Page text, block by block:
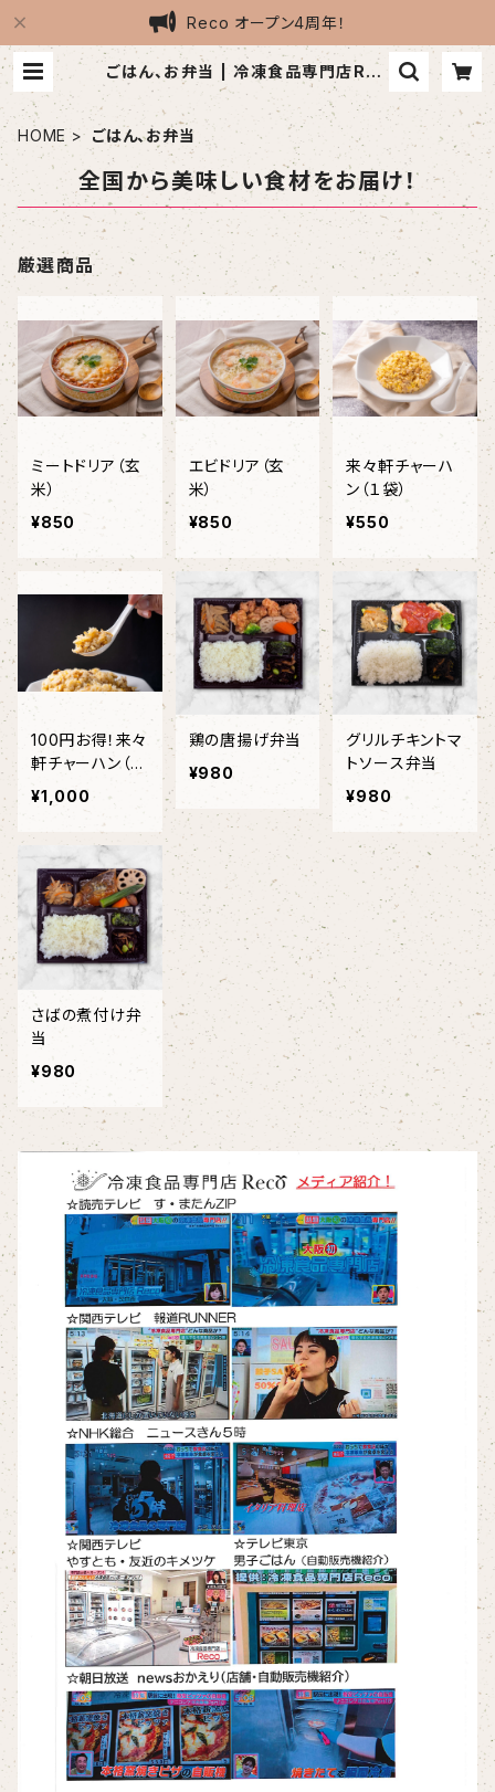
Reco オープン4周年！
ごはん、お弁当 | 冷凍食品専門店Rec
HOME ごはん、お弁当
全国から美味しい食材をお届け！
厳選商品
ミートドリア（玄
米）
¥850
エビドリア（玄
米）
¥850
来々軒チャーハ
ン（１袋）
¥550
100円お得！来々
軒チャーハン（２
袋）
¥1,000
鶏の唐揚げ弁当
¥980
グリルチキントマ
トソース弁当
¥980
さばの煮付け弁
当
¥980